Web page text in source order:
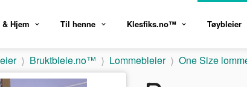
& Hjem Til henne Klesfiks.no™ Tøybleier
Bruktbleie.no™ Lommebleier One Size